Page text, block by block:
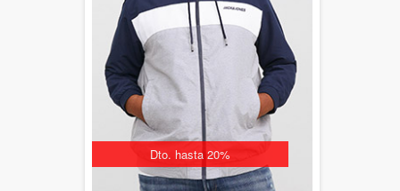
Dto. hasta 20%